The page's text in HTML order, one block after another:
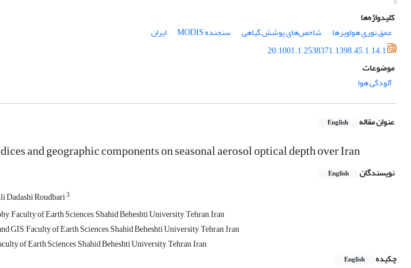
کلیدواژه‌ها
عمق نوری هواویزها
شاخص‌های پوشش گیاهی سنجنده MODIS
ایران
20.1001.1.2538371.1398.45.1.14.1
موضوعات
آلودگی هوا
عنوان مقاله English
and geographic components on seasonal aerosol optical depth over Iran
نویسندگان English
Dadashi Roudbari3
Faculty of Earth Sciences, Shahid Beheshti University, Tehran, Iran
GIS, Faculty of Earth Sciences, Shahid Beheshti University, Tehran, Iran
of Earth Sciences, Shahid Beheshti University, Tehran, Iran
چکیده
English